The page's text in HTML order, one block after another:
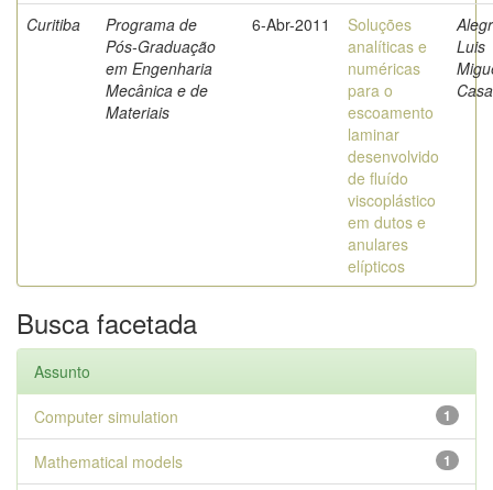
Curitiba
Programa de
Pós-Graduação
em Engenharia
Mecânica e de
Materiais
6-Abr-2011
Soluções
analíticas e
numéricas
para o
escoamento
laminar
desenvolvido
de fluído
viscoplástico
em dutos e
anulares
elípticos
Luis
Busca facetada
Assunto
1
Computer simulation
1
Mathematical models